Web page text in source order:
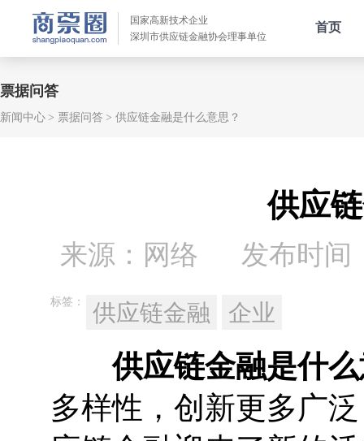
国家高新技术企业
深圳市供应链金融协会理事单位
首页
票据问答
新闻中心 票据问答 供应链金融是什么意思？
供应
来源：网络 发布时间
标签： 供应链金融 企业
供应链金融是什
多样性，创新更多广